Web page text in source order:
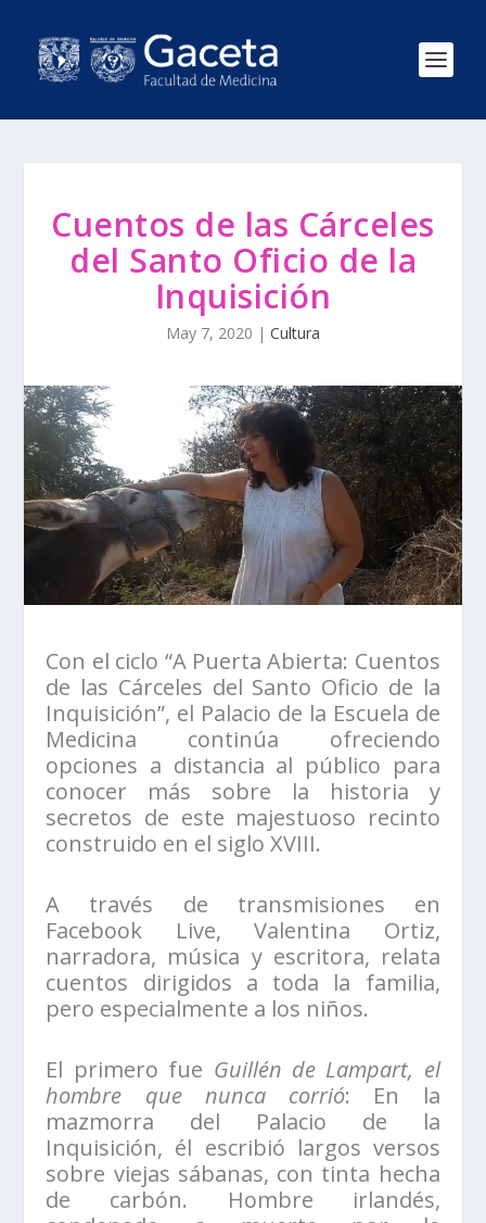
Cuentos de las Cárceles
del Santo Oficio de la
Inquisición
May 7, 2020 | Cultura
Con el ciclo “A Puerta Abierta: Cuentos
de las Cárceles del Santo Oficio de la
Inquisición”, el Palacio de la Escuela de
Medicina continúa ofreciendo
opciones a distancia al público para
conocer más sobre la historia y
secretos de este majestuoso recinto
construido en el siglo XVIII.
A través de transmisiones en
Facebook Live, Valentina Ortiz,
narradora, música y escritora, relata
cuentos dirigidos a toda la familia,
pero especialmente a los niños.
El primero fue Guillén de Lampart, el
hombre que nunca corrió: En la
mazmorra del Palacio de la
Inquisición, él escribió largos versos
sobre viejas sábanas, con tinta hecha
de carbón. Hombre irlandés,